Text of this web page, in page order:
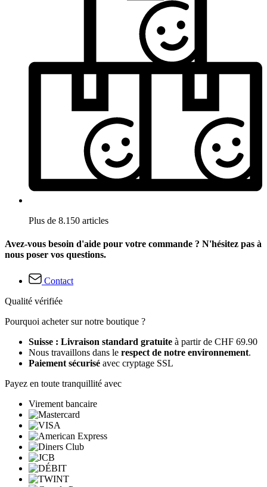
Plus de 8.150 articles
Avez-vous besoin d'aide pour votre commande ? N'hésitez pas à
nous poser vos questions.
Contact
Qualité vérifiée
Pourquoi acheter sur notre boutique ?
Suisse : Livraison standard gratuite à partir de CHF 69.90
Nous travaillons dans le respect de notre environnement.
Paiement sécurisé avec cryptage SSL
Payez en toute tranquillité avec
Virement bancaire